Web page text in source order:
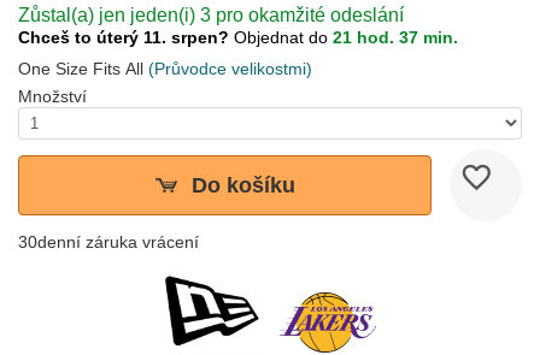
Zůstal(a) jen jeden(i) 3 pro okamžité odeslání
Chceš to úterý 11. srpen? Objednat do 21 hod. 37 min.
One Size Fits All (Průvodce velikostmi)
Množství
Do košíku
30denní záruka vrácení